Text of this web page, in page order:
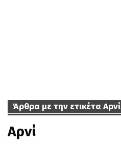
Άρθρα με την ετικέτα Αρνί
Αρνί